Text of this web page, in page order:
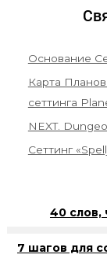
Основание
Карта
сеттинга
NEXT.
Сеттинг
40 слов,
7 шагов для